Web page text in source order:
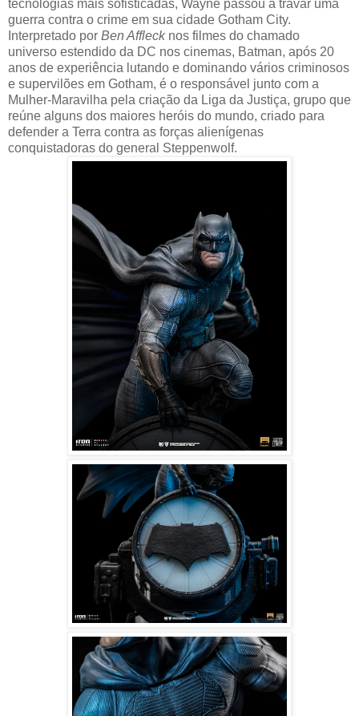
tecnologias mais sofisticadas, Wayne passou a travar uma
guerra contra o crime em sua cidade Gotham City.
Interpretado por Ben Afflecknos filmes do chamado
universo estendido da DC nos cinemas, Batman, após 20
anos de experiência lutando e dominando vários criminosos
e supervilões em Gotham, é o responsável junto com a
Mulher-Maravilha pela criação da Liga da Justiça, grupo que
reúne alguns dos maiores heróis do mundo, criado para
defender a Terra contra as forças alienígenas
conquistadoras do general Steppenwolf.